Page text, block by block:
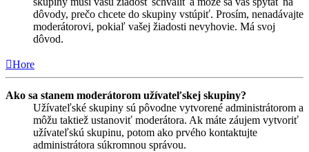
dôvody, prečo chcete do skupiny vstúpiť. Prosím, nenadávajte
moderátorovi, pokiaľ vašej žiadosti nevyhovie. Má svoj
dôvod.
Hore
Ako sa stanem moderátorom užívateľskej skupiny?
Užívateľské skupiny sú pôvodne vytvorené administrátorom a
môžu taktiež ustanoviť moderátora. Ak máte záujem vytvoriť
užívateľskú skupinu, potom ako prvého kontaktujte
administrátora súkromnou správou.